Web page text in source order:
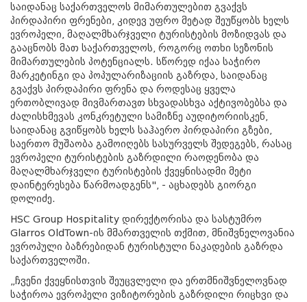
საიდანაც საქართველოს მიმართულებით გვაქვს
პირდაპირი ფრენები, კიდევ უფრო მეტად შეუწყობს ხელს
ევროპელი, მაღალმხარჯველი ტურისტების მოზიდვას და
გააცნობს მათ საქართველოს, როგორც ოთხი სეზონის
მიმართულების პოტენციალს. სწორედ იქაა საჭირო
მარკეტინგი და პოპულარიზაციის გაზრდა, საიდანაც
გვაქვს პირდაპირი ფრენა და როდესაც ყველა
ერთობლივად მივმართავთ სხვადასხვა აქტივობებსა და
ძალისხმევას კონკრეტული სამიზნე აუდიტორიისკენ,
საიდანაც გვიწყობს ხელს საჰაერო პირდაპირი გზები,
საერთო მუშაობა გამოიღებს სასურველს შედეგებს, რასაც
ევროპელი ტურისტების გაზრდილი რაოდენობა და
მაღალმხარჯველი ტურისტების ქვეყნისადმი მეტი
დაინტერესება წარმოადგენს", - აცხადებს გიორგი
დოლიძე.
HSC Group Hospitality დირექტორისა და სასტუმრო
Glarros OldTown-ის მმართველის თქმით, მნიშვნელოვანია
ევროპული ბაზრებიდან ტურისტული ნაკადების გაზრდა
საქართველოში.
„ჩვენი ქვეყნისთვის შეუცვლელი და ერთმნიშვნელოვნად
საჭიროა ევროპელი ვიზიტორების გაზრდილი რიცხვი და